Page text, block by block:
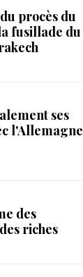
procès du
fusillade du
ses
l'Allemagne
des
riches